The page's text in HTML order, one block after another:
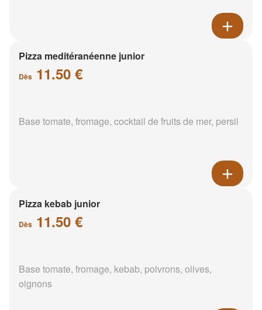
Pizza meditéranéenne junior
Dès 11.50 €
Base tomate, fromage, cocktail de fruits de mer, persil
Pizza kebab junior
Dès 11.50 €
Base tomate, fromage, kebab, poivrons, olives,
oignons